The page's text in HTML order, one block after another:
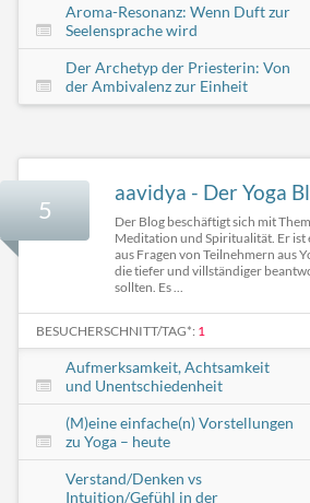
Aroma-Resonanz: Wenn Duft zur
Seelensprache wird
Der Archetyp der Priesterin: Von
der Ambivalenz zur Einheit
5
aavidya - Der Yoga
Der Blog beschäftigt sich mit
Meditation und Spiritualität. Er ist
aus Fragen von Teilnehmern aus
die tiefer und villständiger
sollten. Es ...
BESUCHERSCHNITT/TAG*: 1
Aufmerksamkeit, Achtsamkeit
und Unentschiedenheit
(M)eine einfache(n) Vorstellungen
zu Yoga – heute
Verstand/Denken vs
Intuition/Gefühl in der